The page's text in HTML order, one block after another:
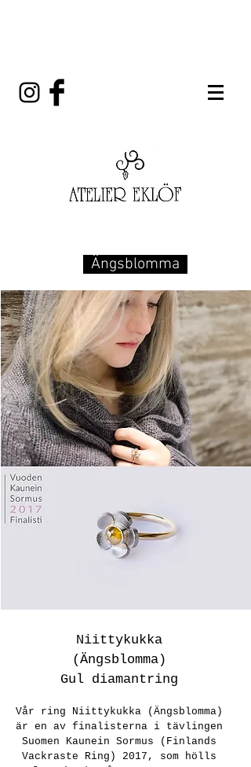
Ängsblomma
Niittykukka
(Ängsblomma)
Gul diamantring
Vår ring Niittykukka (Ängsblomma)
är en av finalisterna i tävlingen
Suomen Kaunein Sormus (Finlands
Vackraste Ring) 2017, som hölls